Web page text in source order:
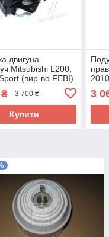
двигуна
Mitsubishi L200,
(вир-во FEBI)
3 700 ₴
Купити
3